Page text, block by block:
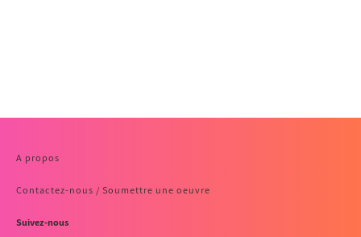
A propos
Contactez-nous / Soumettre une oeuvre
Suivez-nous